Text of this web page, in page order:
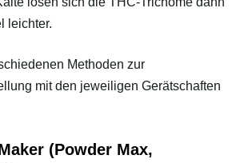
leichter.
Methoden zur
mit den jeweiligen Gerätschaften
(Powder Max,